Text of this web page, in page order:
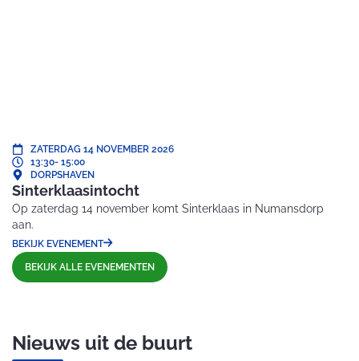
ZATERDAG 14 NOVEMBER 2026
13:30- 15:00
DORPSHAVEN
Sinterklaasintocht
Op zaterdag 14 november komt Sinterklaas in Numansdorp
aan.
BEKIJK EVENEMENT
BEKIJK ALLE EVENEMENTEN
Nieuws uit de buurt